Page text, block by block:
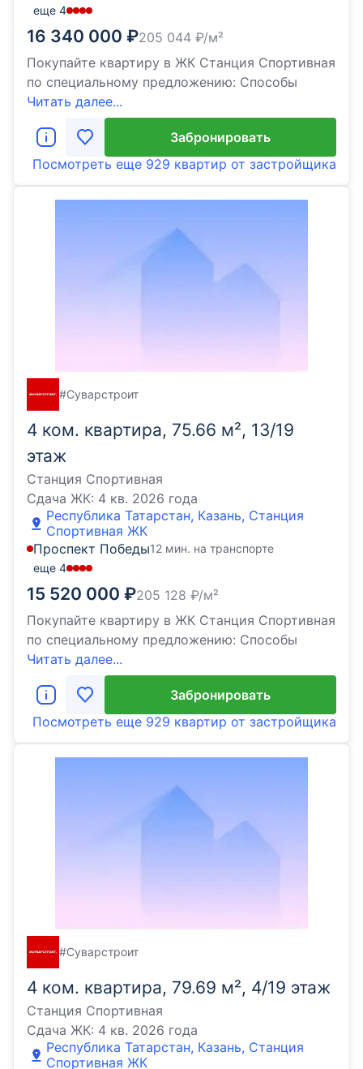
еще 4
16 340 000 ₽205 044 ₽/м²
Покупайте квартиру в ЖК Станция Спортивная
по специальному предложению: Способы
Читать далее...
Забронировать
Посмотреть еще 929 квартир от застройщика
4 ком. квартира, 75.66 м², 13/19
этаж
Станция Спортивная
Сдача ЖК: 4 кв. 2026 года
Республика Татарстан, Казань, Станция
Спортивная ЖК
Проспект Победы12 мин. на транспорте
еще 4
15 520 000 ₽205 128 ₽/м²
Покупайте квартиру в ЖК Станция Спортивная
по специальному предложению: Способы
Читать далее...
#Суварстроит
Забронировать
Посмотреть еще 929 квартир от застройщика
4 ком. квартира, 79.69 м², 4/19 этаж
Станция Спортивная
Сдача ЖК: 4 кв. 2026 года
Республика Татарстан, Казань, Станция
Спортивная ЖК
#Суварстроит